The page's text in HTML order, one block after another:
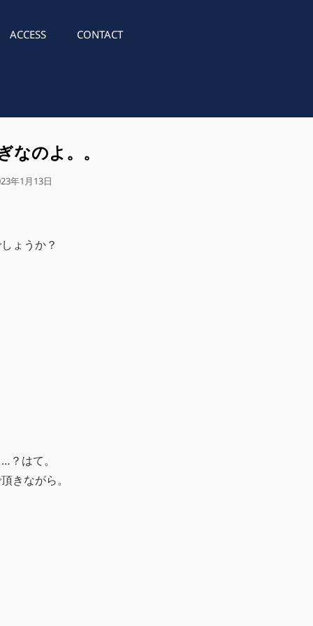
ACCESS CONTACT
なのよ。。
年1月13日
ょうか？
はて。
きながら。